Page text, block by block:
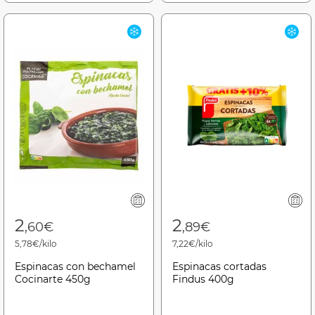
2,60€
5,78€/kilo
Espinacas con bechamel
Cocinarte 450g
2,89€
7,22€/kilo
Espinacas cortadas
Findus 400g